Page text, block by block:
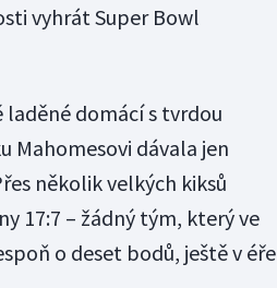
vyhrát Super Bowl
domácí s tvrdou
Mahomesovi dávala jen
několik velkých kiksů
17:7 – žádný tým, který ve
o deset bodů, ještě v éře